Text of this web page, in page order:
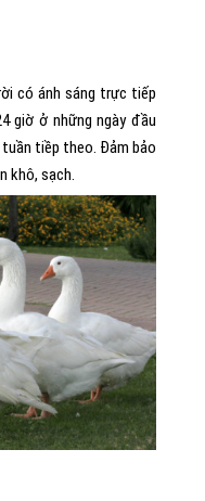
có ánh sáng trực tiếp
giờ ở những ngày đầu
tiềp theo. Đảm bảo
khô, sạch.